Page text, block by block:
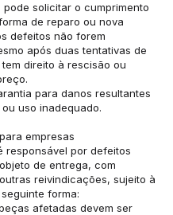
solicitar o cumprimento
de reparo ou nova
defeitos não forem
após duas tentativas de
direito à rescisão ou
para danos resultantes
uso inadequado.
empresas
responsável por defeitos
de entrega, com
reivindicações, sujeito à
forma:
afetadas devem ser